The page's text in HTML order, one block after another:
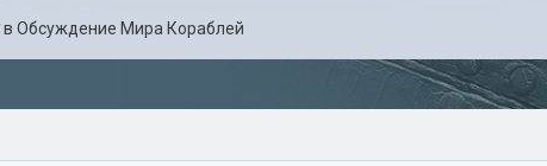
вОбсуждение Мира Кораблей